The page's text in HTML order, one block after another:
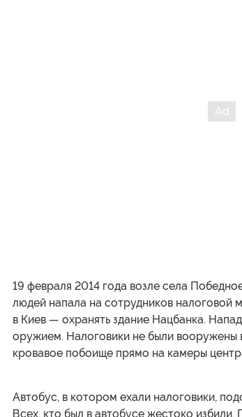
19 февраля 2014 года возле села
людей напала на сотрудников налоговой
в Киев — охранять здание Нацбанка.
оружием. Налоговики не были
кровавое побоище прямо на камеры
Автобус, в котором ехали налоговики,
Всех, кто был в автобусе жестоко